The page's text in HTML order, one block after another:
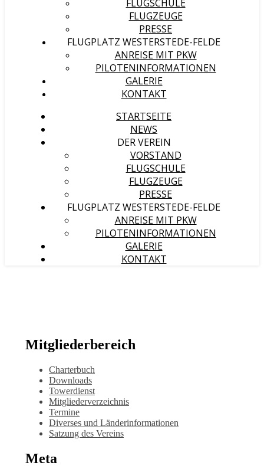
FLUGSCHULE
FLUGZEUGE
PRESSE
FLUGPLATZ WESTERSTEDE-FELDE
ANREISE MIT PKW
PILOTENINFORMATIONEN
GALERIE
KONTAKT
STARTSEITE
NEWS
DER VEREIN
VORSTAND
FLUGSCHULE
FLUGZEUGE
PRESSE
FLUGPLATZ WESTERSTEDE-FELDE
ANREISE MIT PKW
PILOTENINFORMATIONEN
GALERIE
KONTAKT
Mitgliederbereich
Charterbuch
Downloads
Towerdienst
Mitgliederverzeichnis
Termine
Diverses und Länderinformationen
Satzung des Vereins
Meta